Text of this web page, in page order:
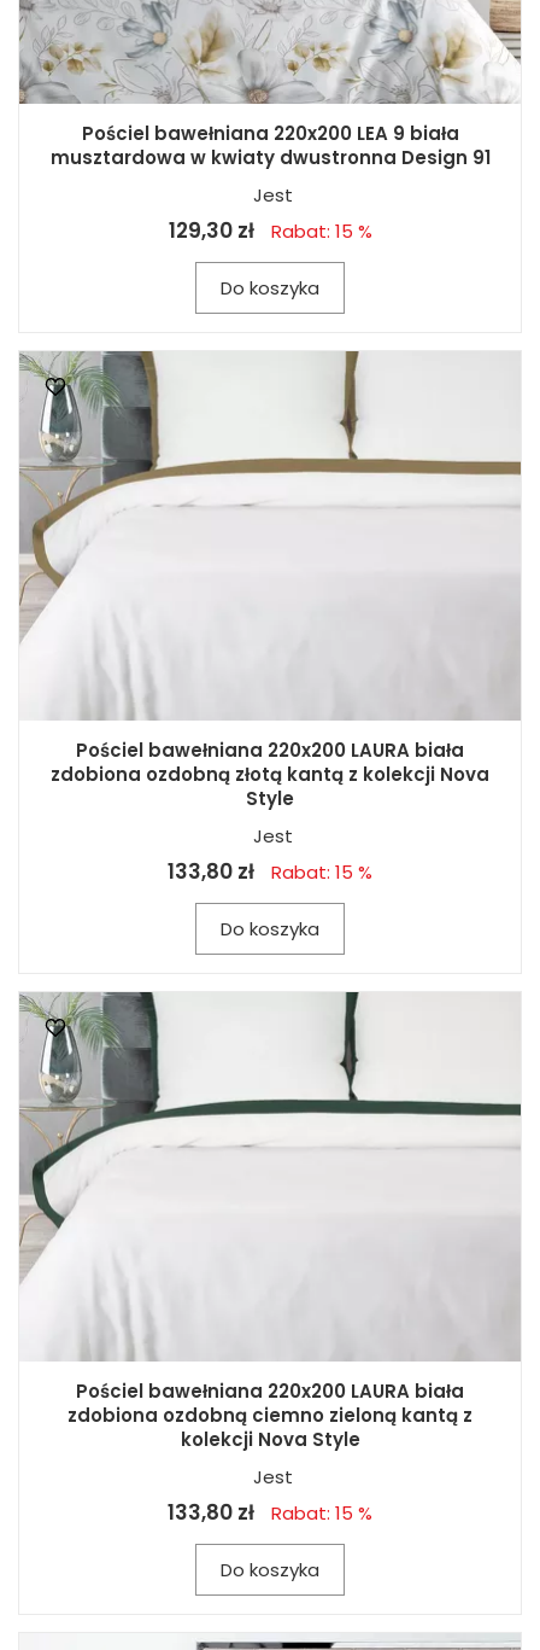
Pościel bawełniana 220x200 LEA 9 biała
musztardowa w kwiaty dwustronna Design 91
Jest
129,30 zł Rabat: 15 %
Do koszyka
Pościel bawełniana 220x200 LAURA biała
zdobiona ozdobną złotą kantą z kolekcji Nova
Style
Jest
133,80 zł Rabat: 15 %
Do koszyka
Pościel bawełniana 220x200 LAURA biała
zdobiona ozdobną ciemno zieloną kantą z
kolekcji Nova Style
Jest
133,80 zł Rabat: 15 %
Do koszyka